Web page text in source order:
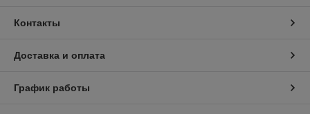
Контакты
Доставка и оплата
График работы